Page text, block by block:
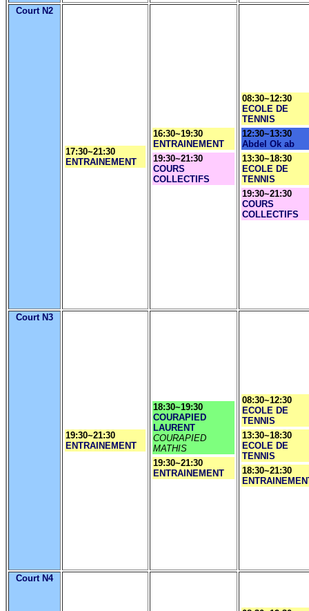
Court N2
17:30~21:30
ENTRAINEMENT
16:30~19:30
ENTRAINEMENT
19:30~21:30
COURS
COLLECTIFS
08:30~12:30
ECOLE DE
TENNIS
12:30~13:30
Abdel Ok ab
13:30~18:30
ECOLE DE
TENNIS
19:30~21:30
COURS
COLLECTIFS
Court N3
19:30~21:30
ENTRAINEMENT
18:30~19:30
COURAPIED
LAURENT
COURAPIED
MATHIS
19:30~21:30
ENTRAINEMENT
08:30~12:30
ECOLE DE
TENNIS
13:30~18:30
ECOLE DE
TENNIS
18:30~21:30
Court N4